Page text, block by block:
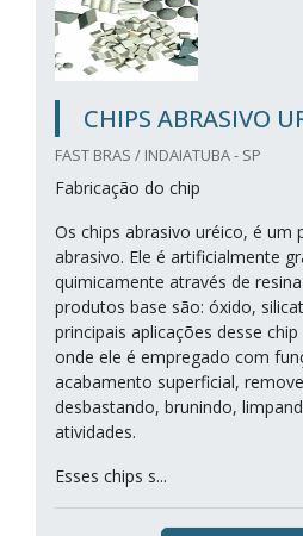
CHIPS ABRASIVO
FAST BRAS / INDAIATUBA - SP
Fabricação do chip
Os chips abrasivo uréico, é
abrasivo. Ele é artificialmente
quimicamente através de
produtos base são: óxido,
principais aplicações desse
onde ele é empregado com
acabamento superficial,
desbastando, brunindo,
atividades.
Esses chips s...